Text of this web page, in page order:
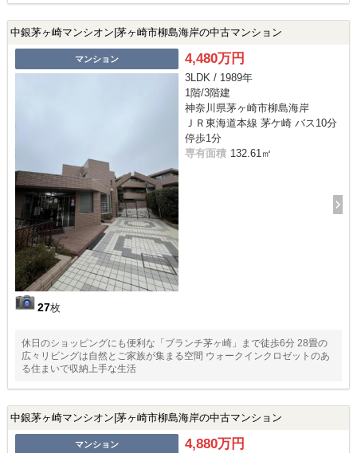
中銀茅ヶ崎マンシオン|茅ヶ崎市柳島海岸の中古マンション
マンション
27枚
4,480万円
3LDK / 1989年
1階/3階建
神奈川県茅ヶ崎市柳島海岸
ＪＲ東海道本線 茅ケ崎 バス10分
停歩1分
専有面積 132.61㎡
休日のショッピングにも便利な「ブランチ茅ヶ崎」まで徒歩6分 28畳の
広々リビングは自然とご家族が集まる空間 ウォークインクロゼットのあ
る住まいで収納上手な生活
中銀茅ヶ崎マンシオン|茅ヶ崎市柳島海岸の中古マンション
マンション 4,880万円